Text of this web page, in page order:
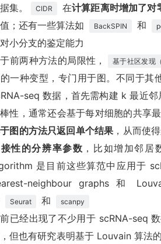
集。
CIDR 在计算距离时增加了对
；还有一些算法如
BackSPIN 和
小分支的鉴定能力
前两种方法的局限性，
基于社区发现
一种变型，专门用于图。不同于其
seq 数据，首先需构建 k 最近
性，通常还会基于每对细胞的共享
图的方法只返回单个结果 ，从而使
性的分辨率参数 ，比如增加邻
是目前这些算范中应用于
neighbour graphs 和
Seurat 和 scanpy
已经出现了不少用于 scRNA-seq
但也有研究表明基于 Louvain 算法